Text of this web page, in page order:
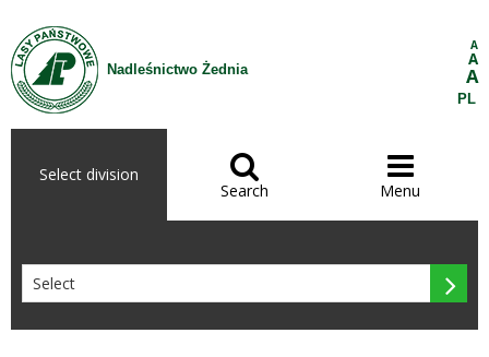
Skip to Content
Nadleśnictwo Żednia
A
A
A
PL
Select division 
Search

Menu
